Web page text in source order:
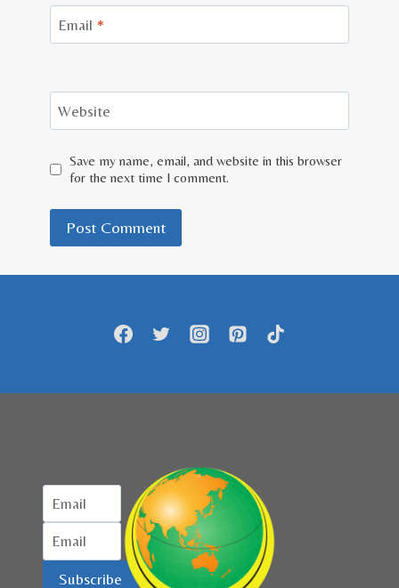
Email *
Website
Save my name, email, and website in this browser
for the next time I comment.
Subscribe